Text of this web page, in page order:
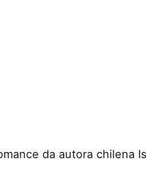
da autora chilena